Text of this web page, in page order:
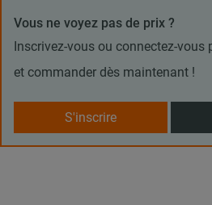
Vous ne voyez pas de prix ?
Inscrivez-vous ou connectez-vous
et commander dès maintenant !
S'inscrire